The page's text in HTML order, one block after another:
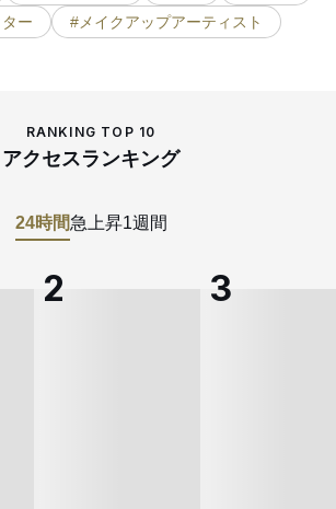
ー
#メイクアップアーティスト
RANKING TOP 10
アクセスランキング
24時間急上昇1週間